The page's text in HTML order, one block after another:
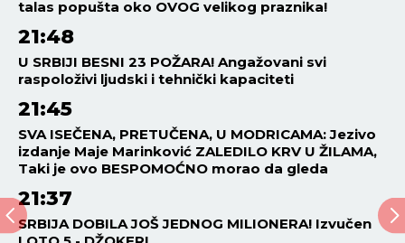
talas popušta oko OVOG velikog praznika!
21:48
U SRBIJI BESNI 23 POŽARA! Angažovani svi
raspoloživi ljudski i tehnički kapaciteti
21:45
SVA ISEČENA, PRETUČENA, U MODRICAMA: Jezivo
izdanje Maje Marinković ZALEDILO KRV U ŽILAMA,
Taki je ovo BESPOMOĆNO morao da gleda
21:37
SRBIJA DOBILA JOŠ JEDNOG MILIONERA! Izvučen